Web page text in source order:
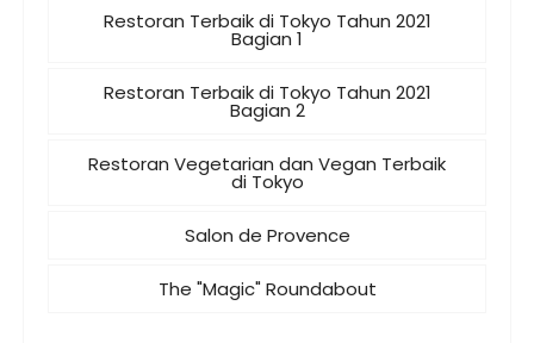
Restoran Terbaik di Tokyo Tahun 2021
Bagian 1
Restoran Terbaik di Tokyo Tahun 2021
Bagian 2
Restoran Vegetarian dan Vegan Terbaik
di Tokyo
Salon de Provence
The "Magic" Roundabout